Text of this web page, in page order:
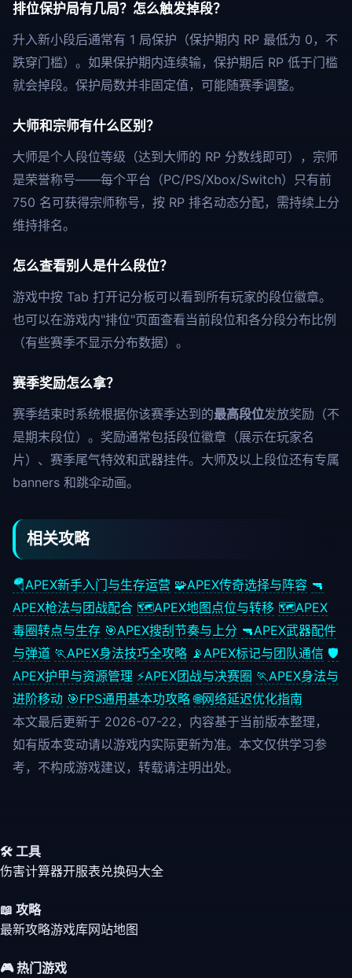
排位保护局有几局？怎么触发掉段？
升入新小段后通常有 1 局保护（保护期内 RP 最低为 0，不
跌穿门槛）。如果保护期内连续输，保护期后 RP 低于门槛
就会掉段。保护局数并非固定值，可能随赛季调整。
大师和宗师有什么区别？
大师是个人段位等级（达到大师的 RP 分数线即可），宗师
是荣誉称号——每个平台（PC/PS/Xbox/Switch）只有前
750 名可获得宗师称号，按 RP 排名动态分配，需持续上分
维持排名。
怎么查看别人是什么段位？
游戏中按 Tab 打开记分板可以看到所有玩家的段位徽章。
也可以在游戏内"排位"页面查看当前段位和各分段分布比例
（有些赛季不显示分布数据）。
赛季奖励怎么拿？
赛季结束时系统根据你该赛季达到的最高段位发放奖励（不
是期末段位）。奖励通常包括段位徽章（展示在玩家名
片）、赛季尾气特效和武器挂件。大师及以上段位还有专属
banners 和跳伞动画。
相关攻略
🪂APEX新手入门与生存运营 🧩APEX传奇选择与阵容 🔫
APEX枪法与团战配合 🗺️APEX地图点位与转移 🗺️APEX
毒圈转点与生存 🎯APEX搜刮节奏与上分 🔫APEX武器配件
与弹道 🏃APEX身法技巧全攻略 📡APEX标记与团队通信 🛡️
APEX护甲与资源管理 ⚡APEX团战与决赛圈 🏃APEX身法与
进阶移动 🎯FPS通用基本功攻略 🌐网络延迟优化指南
本文最后更新于 2026-07-22，内容基于当前版本整理，
如有版本变动请以游戏内实际更新为准。本文仅供学习参
考，不构成游戏建议，转载请注明出处。
🛠️ 工具
伤害计算器开服表兑换码大全
📖 攻略
最新攻略游戏库网站地图
🎮 热门游戏